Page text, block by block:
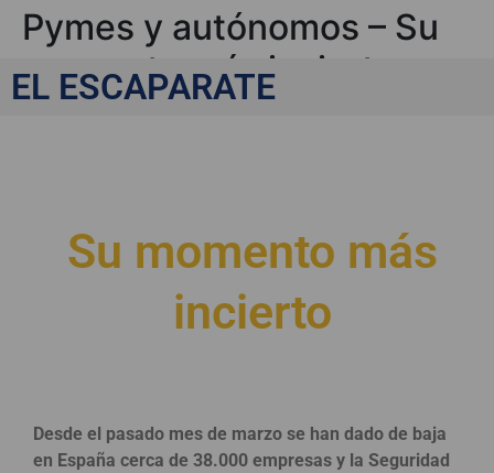
Pymes y autónomos – Su
momento más incierto
EL ESCAPARATE
Su momento más
incierto
Desde el pasado mes de marzo se han dado de baja
en España cerca de 38.000 empresas y la Seguridad